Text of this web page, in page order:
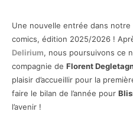
Une nouvelle entrée dans
comics, édition 2025/2026 !
Delirium, nous poursuivons ce
compagnie de Florent
plaisir d’accueillir pour la
faire le bilan de l’année pour
l’avenir !